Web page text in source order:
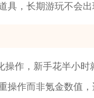
，长期游玩不会出
操作，新手花半小时
操作而非氪金数值